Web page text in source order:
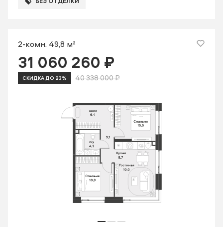
2-комн. 49,8 м²
31 060 260 ₽
СКИДКА ДО 23% 40 338 000 ₽